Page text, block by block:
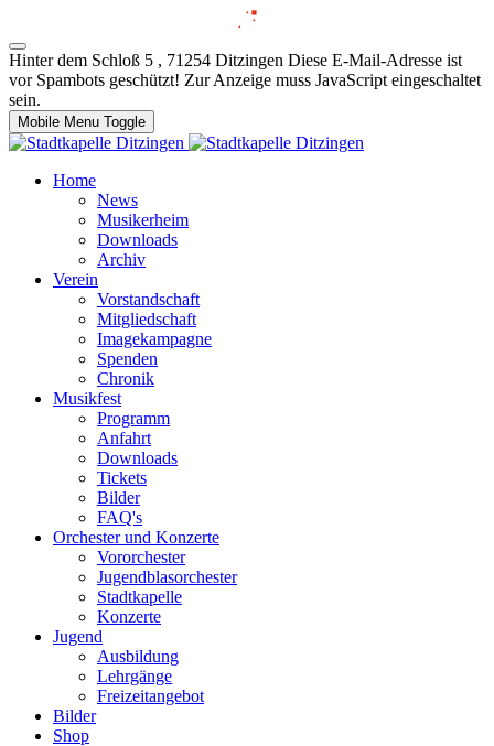
Hinter dem Schloß 5 , 71254 Ditzingen Diese E-Mail-Adresse ist
vor Spambots geschützt! Zur Anzeige muss JavaScript eingeschaltet
sein.
Mobile Menu Toggle
Home
News
Musikerheim
Downloads
Archiv
Verein
Vorstandschaft
Mitgliedschaft
Imagekampagne
Spenden
Chronik
Musikfest
Programm
Anfahrt
Downloads
Tickets
Bilder
FAQ's
Orchester und Konzerte
Vororchester
Jugendblasorchester
Stadtkapelle
Konzerte
Jugend
Ausbildung
Lehrgänge
Freizeitangebot
Bilder
Shop